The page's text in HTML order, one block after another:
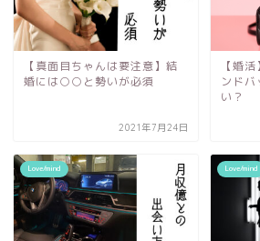
【真面目ちゃんは要注意】結
婚には○○と勢いが必須
2021年7月24日
【婚
ンド
い？
Love/mind Love/mind